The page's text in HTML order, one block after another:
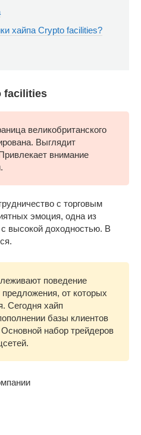
хайпа Crypto facilities?
facilities
великобританского
Выглядит
внимание
с торговым
эмоция, одна из
высокой доходностью. В
поведение
от которых
Сегодня хайп
базы клиентов
Основной набор трейдеров